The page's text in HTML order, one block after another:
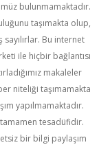
bulunmamaktadır.
taşımakta olup,
Bu internet
ile hiçbir bağlantısı
makaleler
niteliği taşımamakta
yapılmamaktadır.
tesadüfidir.
bir bilgi paylaşım